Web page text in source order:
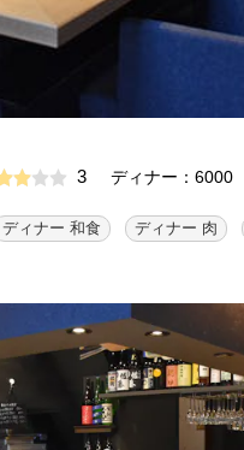
3 ディナー：6000
ディナー 和食 ディナー 肉